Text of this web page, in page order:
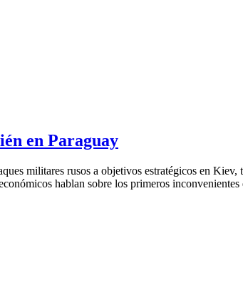
en Paraguay
militares rusos a objetivos estratégicos en
hablan sobre los primeros